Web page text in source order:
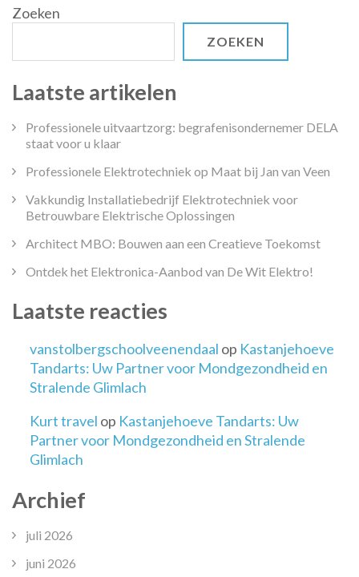
Zoeken
ZOEKEN
Laatste artikelen
Professionele uitvaartzorg: begrafenisondernemer DELA
staat voor u klaar
Professionele Elektrotechniek op Maat bij Jan van Veen
Vakkundig Installatiebedrijf Elektrotechniek voor
Betrouwbare Elektrische Oplossingen
Architect MBO: Bouwen aan een Creatieve Toekomst
Ontdek het Elektronica-Aanbod van De Wit Elektro!
Laatste reacties
vanstolbergschoolveenendaal op Kastanjehoeve
Tandarts: Uw Partner voor Mondgezondheid en
Stralende Glimlach
Kurt travel op Kastanjehoeve Tandarts: Uw
Partner voor Mondgezondheid en Stralende
Glimlach
Archief
juli 2026
juni 2026